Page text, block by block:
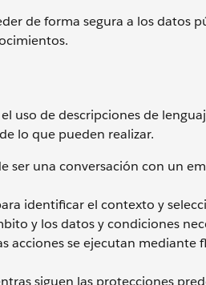
de forma segura a los datos
uso de descripciones de
lo que pueden realizar.
ser una conversación con un
identificar el contexto y
y los datos y condiciones
acciones se ejecutan mediante
siguen las protecciones